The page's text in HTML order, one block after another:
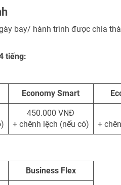
bay/ hành trình được chia
tiếng:
Economy Smart
450.000 VNĐ
+ chênh lệch (nếu có)
+
Business Flex